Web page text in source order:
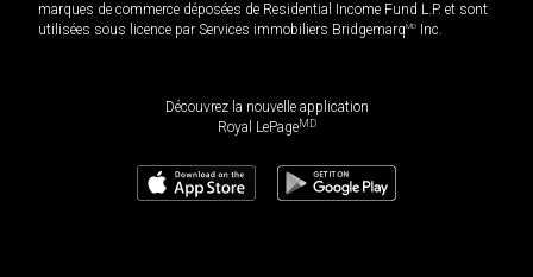
marques de commerce déposées de Residential Income Fund L.P. et sont
utilisées sous licence par Services immobiliers BridgemarqMD Inc.
Découvrez la nouvelle application
Royal LePageMD